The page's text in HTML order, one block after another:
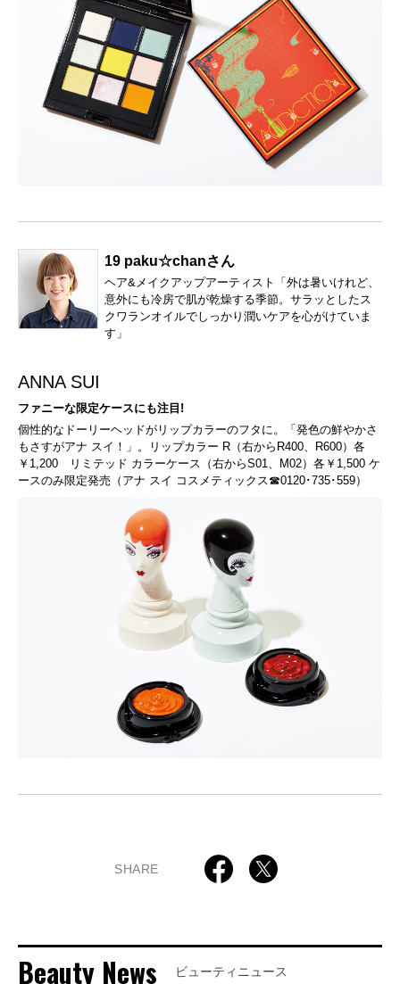
19 paku☆chanさん
ヘア&メイクアップアーティスト「外は暑いけれど、
意外にも冷房で肌が乾燥する季節。サラッとしたス
クワランオイルでしっかり潤いケアを心がけていま
す」
ANNA SUI
ファニーな限定ケースにも注目!
個性的なドーリーヘッドがリップカラーのフタに。「発色の鮮やかさ
もさすがアナ スイ！」。リップカラー R（右からR400、R600）各
￥1,200 リミテッド カラーケース（右からS01、M02）各￥1,500 ケ
ースのみ限定発売（アナ スイ コスメティックス☎0120･735･559）
SHARE
Beauty News ビューティニュース